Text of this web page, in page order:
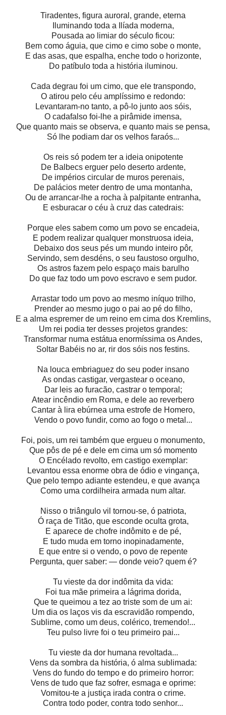
Tiradentes, figura auroral, grande, eterna
Iluminando toda a Ilíada moderna,
Pousada ao limiar do século ficou:
Bem como águia, que cimo e cimo sobe o monte,
E das asas, que espalha, enche todo o horizonte,
Do patíbulo toda a história iluminou.
Cada degrau foi um cimo, que ele transpondo,
O atirou pelo céu amplíssimo e redondo:
Levantaram-no tanto, a pô-lo junto aos sóis,
O cadafalso foi-lhe a pirâmide imensa,
Que quanto mais se observa, e quanto mais se pensa,
Só lhe podiam dar os velhos faraós...
Os reis só podem ter a ideia onipotente
De Balbecs erguer pelo deserto ardente,
De impérios circular de muros perenais,
De palácios meter dentro de uma montanha,
Ou de arrancar-lhe a rocha à palpitante entranha,
E esburacar o céu à cruz das catedrais:
Porque eles sabem como um povo se encadeia,
E podem realizar qualquer monstruosa ideia,
Debaixo dos seus pés um mundo inteiro pôr,
Servindo, sem desdéns, o seu faustoso orgulho,
Os astros fazem pelo espaço mais barulho
Do que faz todo um povo escravo e sem pudor.
Arrastar todo um povo ao mesmo iníquo trilho,
Prender ao mesmo jugo o pai ao pé do filho,
E a alma espremer de um reino em cima dos Kremlins,
Um rei podia ter desses projetos grandes:
Transformar numa estátua enormíssima os Andes,
Soltar Babéis no ar, rir dos sóis nos festins.
Na louca embriaguez do seu poder insano
As ondas castigar, vergastear o oceano,
Dar leis ao furacão, castrar o temporal;
Atear incêndio em Roma, e dele ao reverbero
Cantar à lira ebúrnea uma estrofe de Homero,
Vendo o povo fundir, como ao fogo o metal...
Foi, pois, um rei também que ergueu o monumento,
Que pôs de pé e dele em cima um só momento
O Encélado revolto, em castigo exemplar:
Levantou essa enorme obra de ódio e vingança,
Que pelo tempo adiante estendeu, e que avança
Como uma cordilheira armada num altar.
Nisso o triângulo vil tornou-se, ó patriota,
Ó raça de Titão, que esconde oculta grota,
E aparece de chofre indômito e de pé,
E tudo muda em torno inopinadamente,
E que entre si o vendo, o povo de repente
Pergunta, quer saber: — donde veio? quem é?
Tu vieste da dor indômita da vida:
Foi tua mãe primeira a lágrima dorida,
Que te queimou a tez ao triste som de um ai:
Um dia os laços vis da escravidão rompendo,
Sublime, como um deus, colérico, tremendo!...
Teu pulso livre foi o teu primeiro pai...
Tu vieste da dor humana revoltada...
Vens da sombra da história, ó alma sublimada:
Vens do fundo do tempo e do primeiro horror:
Vens de tudo que faz sofrer, esmaga e oprime:
Vomitou-te a justiça irada contra o crime.
Contra todo poder, contra todo senhor...